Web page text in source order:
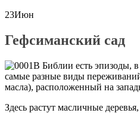
23Июн
Гефсиманский сад
В Библии есть эпизоды,
самые разные виды
масла), расположенный на
Здесь растут масличные